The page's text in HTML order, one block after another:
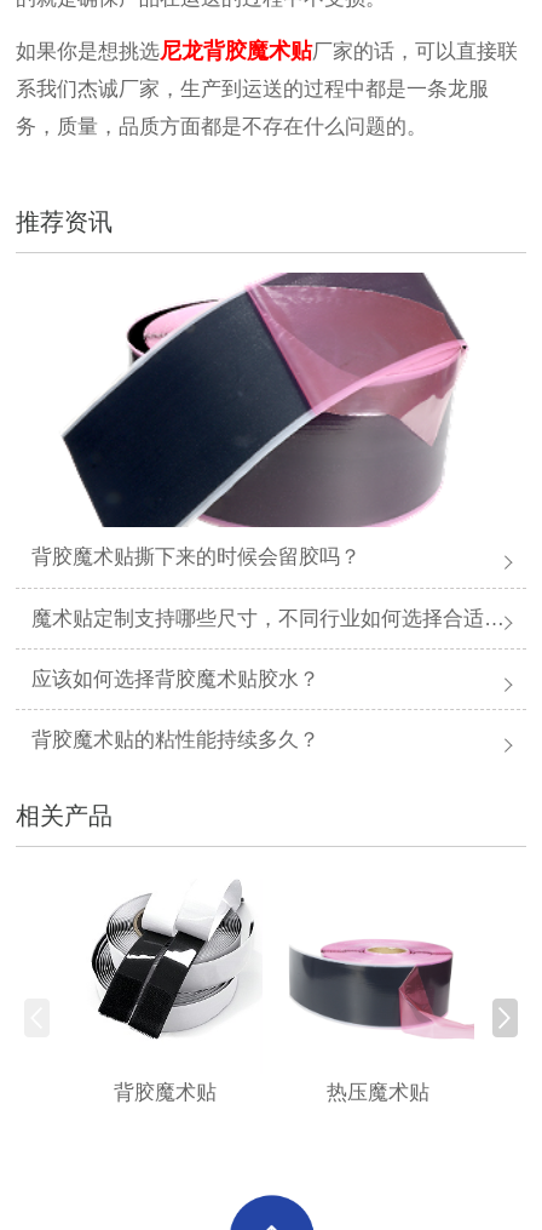
如果你是想挑选尼龙背胶魔术贴厂家的话，可以直接联
系我们杰诚厂家，生产到运送的过程中都是一条龙服
务，质量，品质方面都是不存在什么问题的。
推荐资讯
背胶魔术贴撕下来的时候会留胶吗？
魔术贴定制支持哪些尺寸，不同行业如何选择合适规格？
应该如何选择背胶魔术贴胶水？
背胶魔术贴的粘性能持续多久？
相关产品
背胶魔术贴 热压魔术贴